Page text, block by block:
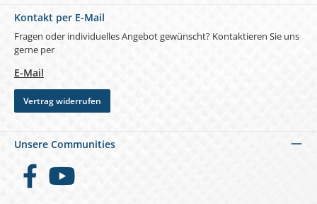
Kontakt per E-Mail
Fragen oder individuelles Angebot gewünscht? Kontaktieren Sie uns
gerne per
E-Mail
Vertrag widerrufen
Unsere Communities
FacebookYouTube